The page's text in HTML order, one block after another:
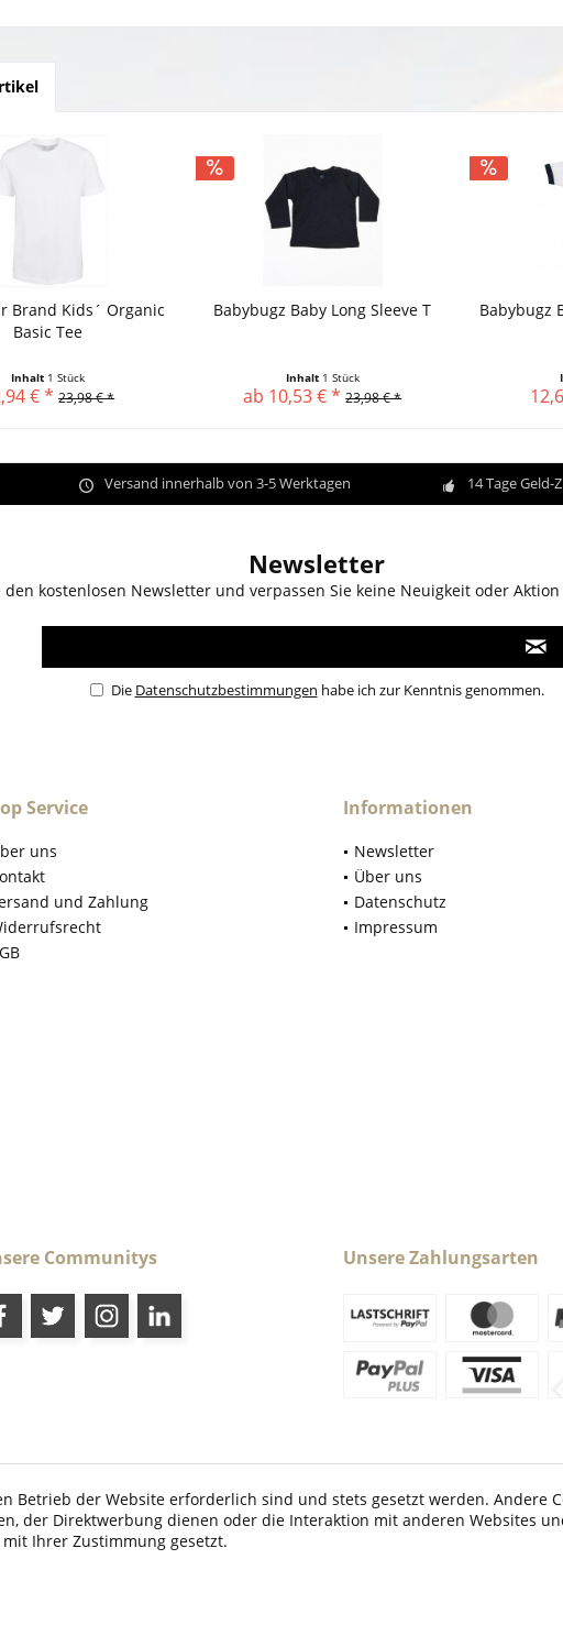
Brand Kids´ Organic
Basic Tee
Inhalt 1 Stück
€ * 23,98 € *
Babybugz Baby Long Sleeve T
Inhalt 1 Stück
ab 10,53 € * 23,98 € *
Babybugz
Versand innerhalb von 3-5 Werktagen 14 Tage
Newsletter
kostenlosen Newsletter und verpassen Sie keine Neuigkeit oder
Die Datenschutzbestimmungen habe ich zur Kenntnis genommen.
Service
uns
und Zahlung
Informationen
Newsletter
Über uns
Datenschutz
Impressum
Communitys Unsere Zahlungsarten
inkl. gesetzl. Mehrwertsteuer zzgl. Versandkostenund ggf. Nachnahmegebühren, wenn
© 2026 Caraldo-Sport.de - All Rights Reserved. Design by
Betrieb der Website erforderlich sind und stets gesetzt werden. Andere
der Direktwerbung dienen oder die Interaktion mit anderen Websites
Ihrer Zustimmung gesetzt.